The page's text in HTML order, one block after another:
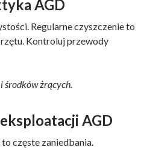
AGD
Regularne czyszczenie to
Kontroluj przewody
środków żrących.
AGD
częste zaniedbania.